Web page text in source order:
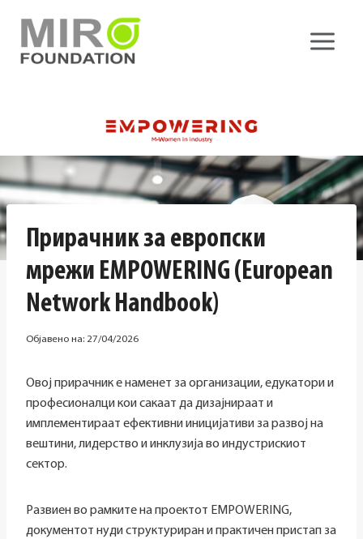
content
Прирачник за европски
мрежи EMPOWERING (European
Network Handbook)
Објавено на: 27/04/2026
Овој прирачник е наменет за организации, едукатори и
професионалци кои сакаат да дизајнираат и
имплементираат ефективни иницијативи за развој на
вештини, лидерство и инклузија во индустрискиот
сектор.
Развиен во рамките на проектот EMPOWERING,
документот нуди структуриран и практичен пристап за